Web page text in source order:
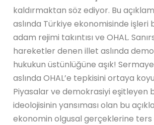
kaldırmaktan söz ediyor. Bu
aslında Türkiye ekonomisinde işleri
adam rejimi takıntısı ve OHAL.
hareketler denen illet aslında
hukukun üstünlüğüne aşık!
aslında OHAL’e tepkisini ortaya
Piyasalar ve demokrasiyi eşitleyen
ideolojisinin yansıması olan bu
ekonomin olgusal gerçeklerine ters